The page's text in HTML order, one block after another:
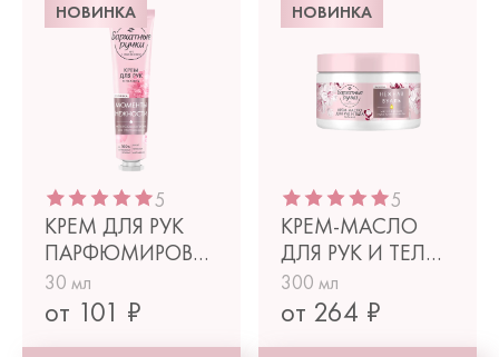
НОВИНКА
5
КРЕМ ДЛЯ РУК
ПАРФЮМИРОВАННЫЙ
МИНИ ПИТАНИЕ
30 мл
от 101 ₽
НОВИНКА
5
КРЕМ-МАСЛО
ДЛЯ РУК И ТЕЛА
ПАРФЮМИРОВАННОЕ
ПИТАНИЕ
300 мл
от 264 ₽